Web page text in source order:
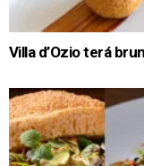
Villa d’Ozio terá